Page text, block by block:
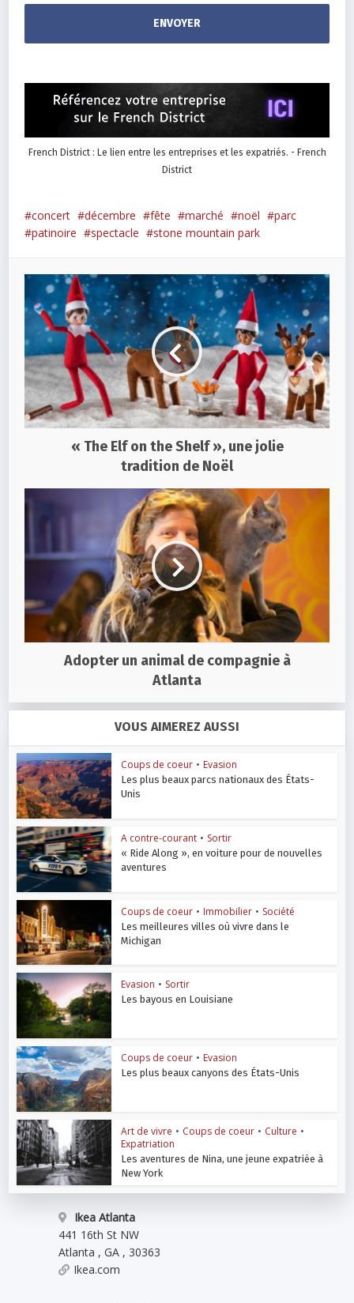
French District : Le lien entre les entreprises et les expatriés. - French
District
concert décembre fête marché noël
parc
patinoire
spectacle stone mountain park
« The Elf on the Shelf », une jolie
tradition de Noël
Adopter un animal de compagnie à
Atlanta
VOUS AIMEREZ AUSSI
Coups de coeur • Evasion
Les plus beaux parcs nationaux des États-
Unis
A contre-courant • Sortir
« Ride Along », en voiture pour de nouvelles
aventures
Coups de coeur • Immobilier • Société
Les meilleures villes où vivre dans le
Michigan
Evasion • Sortir
Les bayous en Louisiane
Coups de coeur • Evasion
Les plus beaux canyons des États-Unis
Art de vivre • Coups de coeur • Culture •
Expatriation
Les aventures de Nina, une jeune expatriée à
New York
Ikea Atlanta
441 16th St NW
Atlanta , GA , 30363
Ikea.com